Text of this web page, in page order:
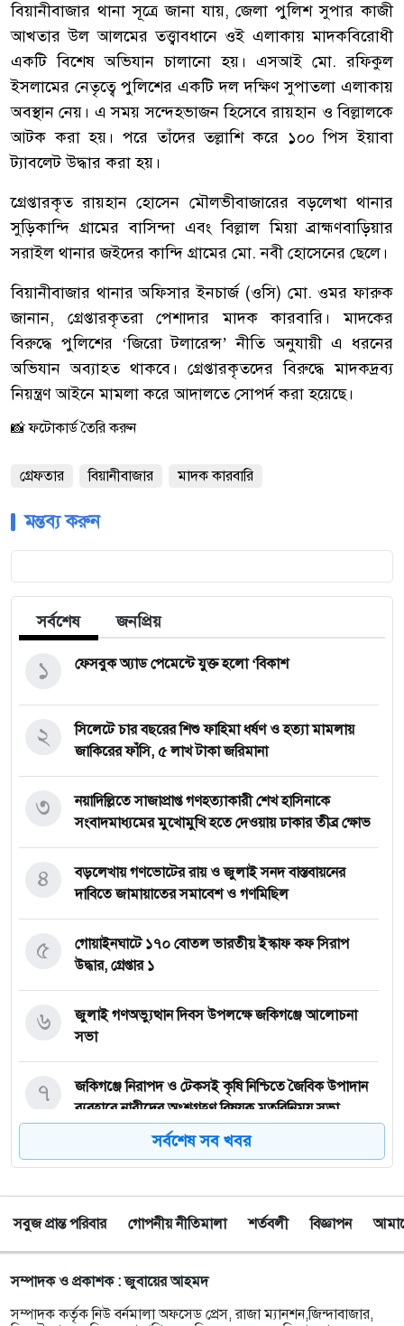
‎বিয়ানীবাজার থানা সূত্রে জানা যায়, জেলা পুলিশ সুপার কাজী
আখতার উল আলমের তত্ত্বাবধানে ওই এলাকায় মাদকবিরোধী
একটি বিশেষ অভিযান চালানো হয়। এসআই মো. রফিকুল
ইসলামের নেতৃত্বে পুলিশের একটি দল দক্ষিণ সুপাতলা এলাকায়
অবস্থান নেয়। এ সময় সন্দেহভাজন হিসেবে রায়হান ও বিল্লালকে
আটক করা হয়। পরে তাঁদের তল্লাশি করে ১০০ পিস ইয়াবা
ট্যাবলেট উদ্ধার করা হয়।
‎গ্রেপ্তারকৃত রায়হান হোসেন মৌলভীবাজারের বড়লেখা থানার
সুড়িকান্দি গ্রামের বাসিন্দা এবং বিল্লাল মিয়া ব্রাহ্মণবাড়িয়ার
সরাইল থানার জইদের কান্দি গ্রামের মো. নবী হোসেনের ছেলে।
‎বিয়ানীবাজার থানার অফিসার ইনচার্জ (ওসি) মো. ওমর ফারুক
জানান, গ্রেপ্তারকৃতরা পেশাদার মাদক কারবারি। মাদকের
বিরুদ্ধে পুলিশের ‘জিরো টলারেন্স’ নীতি অনুযায়ী এ ধরনের
অভিযান অব্যাহত থাকবে। গ্রেপ্তারকৃতদের বিরুদ্ধে মাদকদ্রব্য
নিয়ন্ত্রণ আইনে মামলা করে আদালতে সোপর্দ করা হয়েছে।
📸 ফটোকার্ড তৈরি করুন
গ্রেফতার বিয়ানীবাজার মাদক কারবারি
মন্তব্য করুন
সর্বশেষ জনপ্রিয়
ফেসবুক অ্যাড পেমেন্টে যুক্ত হলো ‘বিকাশ
১
সিলেটে চার বছরের শিশু ফাহিমা ধর্ষণ ও হত্যা মামলায়
জাকিরের ফাঁসি, ৫ লাখ টাকা জরিমানা
২
নয়াদিল্লিতে সাজাপ্রাপ্ত গণহত্যাকারী শেখ হাসিনাকে
সংবাদমাধ্যমের মুখোমুখি হতে দেওয়ায় ঢাকার তীব্র ক্ষোভ
৩
বড়লেখায় গণভোটের রায় ও জুলাই সনদ বাস্তবায়নের
দাবিতে জামায়াতের সমাবেশ ও গণমিছিল
৪
গোয়াইনঘাটে ১৭০ বোতল ভারতীয় ইস্কাফ কফ সিরাপ
উদ্ধার, গ্রেপ্তার ১
৫
জুলাই গণঅভ্যুত্থান দিবস উপলক্ষে জকিগঞ্জে আলোচনা
সভা
৬
জকিগঞ্জে নিরাপদ ও টেকসই কৃষি নিশ্চিতে জৈবিক উপাদান
ব্যবহারে নারীদের অংশগ্রহণ বিষয়ক মতবিনিময় সভা
৭
টাঙ্গুয়ার হাওর অবৈধভাবে অনুপ্রবেশের দায়ে ৬ হাউসবোটে
৮
সেপ্টেম্বর থেকে সিলেট ওসমানী বিমানবন্দরে ফের বিদেশি
ফ্লাইট চালু করছে সালামএয়ার
৯
জকিগঞ্জে প্রাইম মিনিস্টার্স গোল্ডকাপ ফুটবল টুর্নামেন্ট
১০
সর্বশেষ সব খবর
সবুজ প্রান্ত পরিবার গোপনীয় নীতিমালা শর্তবলী বিজ্ঞাপন
সম্পাদক ও প্রকাশক : জুবায়ের আহমদ
সম্পাদক কর্তৃক নিউ বর্নমালা অফসেড প্রেস, রাজা ম্যানশন,জিন্দাবাজার,